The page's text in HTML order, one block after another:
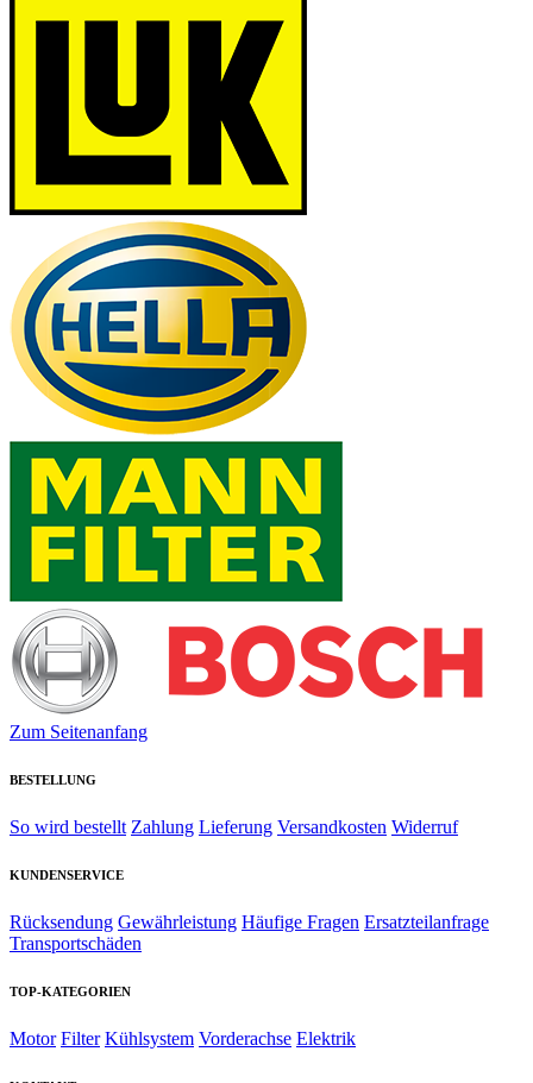
Zum Seitenanfang
BESTELLUNG
So wird bestellt Zahlung Lieferung Versandkosten Widerruf
KUNDENSERVICE
Rücksendung Gewährleistung Häufige Fragen Ersatzteilanfrage
Transportschäden
TOP-KATEGORIEN
Motor Filter Kühlsystem Vorderachse Elektrik